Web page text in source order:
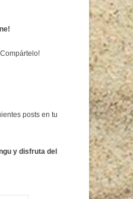
posts en tu
y disfruta del